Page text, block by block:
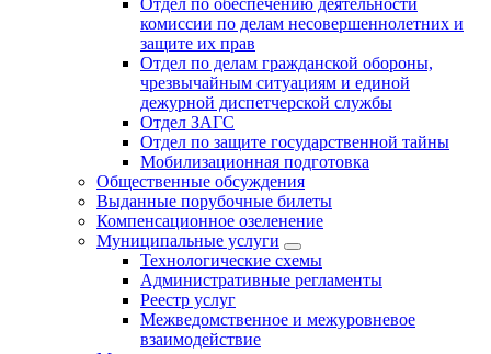
Отдел по обеспечению деятельности
комиссии по делам несовершеннолетних и
защите их прав
Отдел по делам гражданской обороны,
чрезвычайным ситуациям и единой
дежурной диспетчерской службы
Отдел ЗАГС
Отдел по защите государственной тайны
Мобилизационная подготовка
Общественные обсуждения
Выданные порубочные билеты
Компенсационное озеленение
Муниципальные услуги
Технологические схемы
Административные регламенты
Реестр услуг
Межведомственное и межуровневое
взаимодействие